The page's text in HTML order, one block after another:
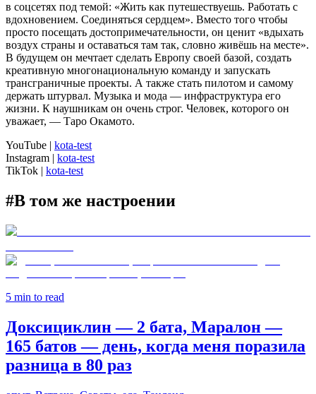
в соцсетях под темой: «Жить как путешествуешь. Работать с
вдохновением. Соединяться сердцем». Вместо того чтобы
просто посещать достопримечательности, он ценит «вдыхать
воздух страны и оставаться там так, словно живёшь на месте».
В будущем он мечтает сделать Европу своей базой, создать
креативную многонациональную команду и запускать
трансграничные проекты. А также стать пилотом и самому
держать штурвал. Музыка и мода — инфраструктура его
жизни. К наушникам он очень строг. Человек, которого он
уважает, — Таро Окамото.
YouTube | kota-test
Instagram | kota-test
TikTok | kota-test
#В том же настроении
5 min to read
Доксициклин — 2 бата, Маралон —
165 батов — день, когда меня поразила
разница в 80 раз